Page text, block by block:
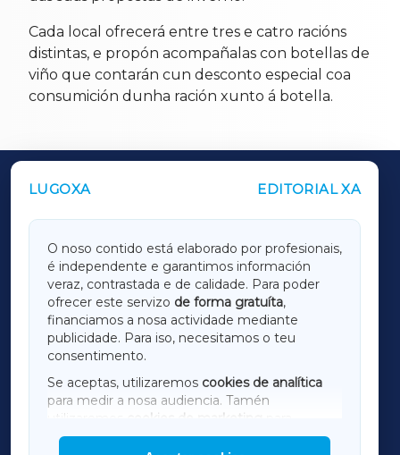
Cada local ofrecerá entre tres e catro racións
distintas, e propón acompañalas con botellas de
viño que contarán cun desconto especial coa
consumición dunha ración xunto á botella.
LUGOXA EDITORIAL XA
O noso contido está elaborado por profesionais,
é independente e garantimos información
veraz, contrastada e de calidade. Para poder
ofrecer este servizo de forma gratuíta,
financiamos a nosa actividade mediante
publicidade. Para iso, necesitamos o teu
consentimento.
Se aceptas, utilizaremos cookies de analítica
para medir a nosa audiencia. Tamén
utilizaremos
cookies de marketing
mostrar publicidade de terceiros.
OUTROS PERIÓDICOS
LUGOXA
TERRACHAXA
AMARIÑAXA